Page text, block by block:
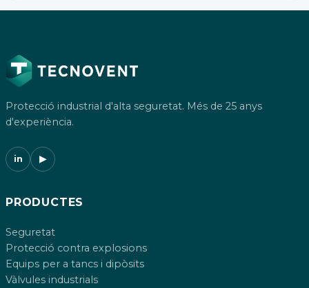
Protecció industrial d'alta seguretat. Més de 25 anys
d'experiència.
in ▶
PRODUCTES
Seguretat
Protecció contra explosions
Equips per a tancs i dipòsits
Vàlvules industrials